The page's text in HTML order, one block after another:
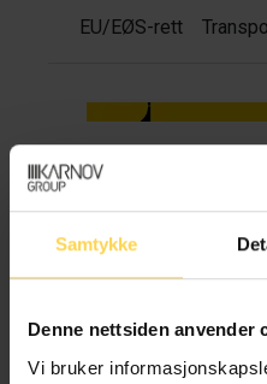
Samtykke
Denne nettsiden anvender
Vi bruker
EU/EØS-rett
Transport og